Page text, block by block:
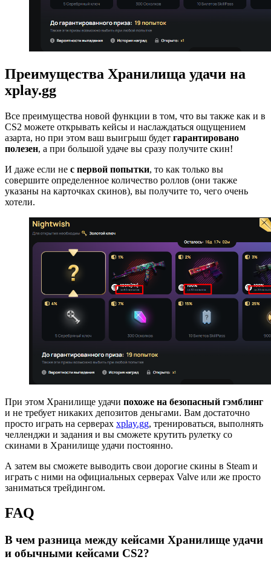
Преимущества Хранилища удачи на
xplay.gg
Все преимущества новой функции в том, что вы также как и в
CS2 можете открывать кейсы и наслаждаться ощущением
азарта, но при этом ваш выигрыш будет гарантировано
полезен, а при большой удаче вы сразу получите скин!
И даже если не с первой попытки, то как только вы
совершите определенное количество роллов (они также
указаны на карточках скинов), вы получите то, чего очень
хотели.
При этом Хранилище удачи похоже на безопасный гэмблинг
и не требует никаких депозитов деньгами. Вам достаточно
просто играть на серверах xplay.gg, тренироваться, выполнять
челленджи и задания и вы сможете крутить рулетку со
скинами в Хранилище удачи постоянно.
А затем вы сможете выводить свои дорогие скины в Steam и
играть с ними на официальных серверах Valve или же просто
заниматься трейдингом.
FAQ
В чем разница между кейсами Хранилище удачи
и обычными кейсами CS2?